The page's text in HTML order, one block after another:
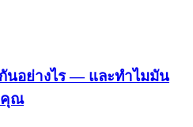
นอย่างไร — และทำไมมัน
คุณ